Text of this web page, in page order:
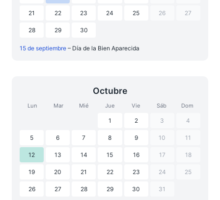
21 22 23 24 25 26 27
28 29 30
15 de septiembre – Día de la Bien Aparecida
Octubre
Lun Mar Mié Jue Vie Sáb Dom
1 2 3 4
5 6 7 8 9 10 11
12 13 14 15 16 17 18
19 20 21 22 23 24 25
26 27 28 29 30 31